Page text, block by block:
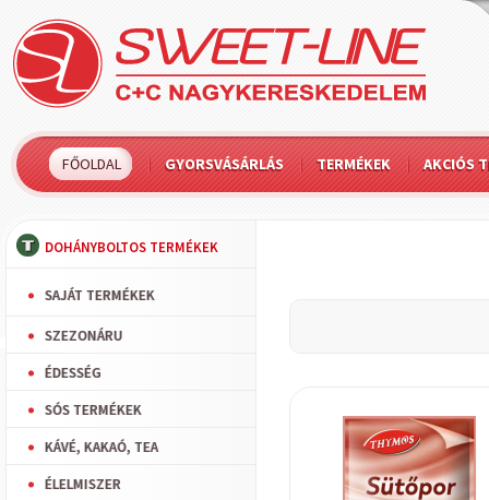
FŐOLDAL GYORSVÁSÁRLÁS TERMÉKEK AKCIÓS
DOHÁNYBOLTOS TERMÉKEK
SAJÁT TERMÉKEK
SZEZONÁRU
ÉDESSÉG
SÓS TERMÉKEK
KÁVÉ, KAKAÓ, TEA
ÉLELMISZER